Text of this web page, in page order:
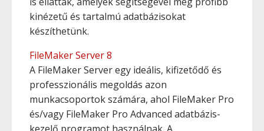
kinézetű és tartalmú adatbázisokat
készíthetünk.
FileMaker Server 8
A FileMaker Server egy ideális, kifizetődő és
professzionális megoldás azon
munkacsoportok számára, ahol FileMaker Pro
és/vagy FileMaker Pro Advanced adatbázis-